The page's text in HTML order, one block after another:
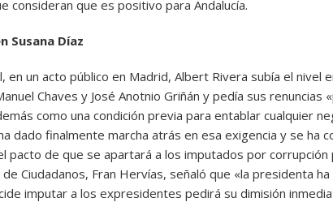
consideran que es positivo para Andalucía.
Susana Díaz
en un acto público en Madrid, Albert Rivera subía el nivel
Chaves y José Anotnio Griñán y pedía sus renuncias
como una condición previa para entablar cualquier
dado finalmente marcha atrás en esa exigencia y se ha
pacto de que se apartará a los imputados por corrupción
Ciudadanos, Fran Hervías, señaló que «la presidenta
imputar a los expresidentes pedirá su dimisión